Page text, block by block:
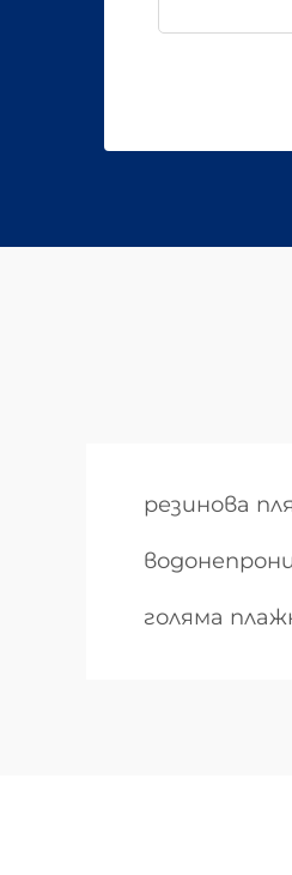
резинова
голяма